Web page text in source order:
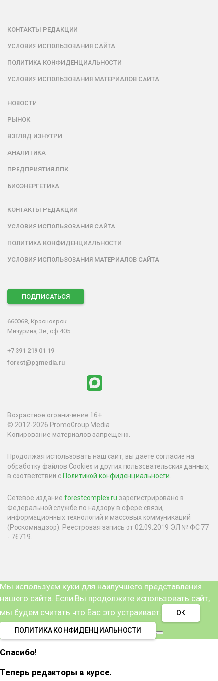
КОНТАКТЫ РЕДАКЦИИ
УСЛОВИЯ ИСПОЛЬЗОВАНИЯ САЙТА
ПОЛИТИКА КОНФИДЕНЦИАЛЬНОСТИ
УСЛОВИЯ ИСПОЛЬЗОВАНИЯ МАТЕРИАЛОВ САЙТА
НОВОСТИ
РЫНОК
ВЗГЛЯД ИЗНУТРИ
АНАЛИТИКА
ПРЕДПРИЯТИЯ ЛПК
БИОЭНЕРГЕТИКА
КОНТАКТЫ РЕДАКЦИИ
УСЛОВИЯ ИСПОЛЬЗОВАНИЯ САЙТА
ПОЛИТИКА КОНФИДЕНЦИАЛЬНОСТИ
УСЛОВИЯ ИСПОЛЬЗОВАНИЯ МАТЕРИАЛОВ САЙТА
ПОДПИСАТЬСЯ
660068, Красноярск
Мичурина, 3в, оф.405
+7 391 219 01 19
forest@pgmedia.ru
Возрастное ограничение 16+
© 2012-2026 PromoGroup Media
Копирование материалов запрещено.
Продолжая использовать наш сайт, вы даете согласие на
обработку файлов Cookies и других пользовательских данных,
в соответствии с Политикой конфиденциальности.
Сетевое издание forestcomplex.ru зарегистрировано в
Федеральной службе по надзору в сфере связи,
информационных технологий и массовых коммуникаций
(Роскомнадзор). Реестровая запись от 02.09.2019 ЭЛ № ФС 77
- 76719.
Мы используем куки для наилучшего представления
нашего сайта. Если Вы продолжите использовать сайт,
мы будем считать что Вас это устраивает.
ОК
ПОЛИТИКА КОНФИДЕНЦИАЛЬНОСТИ
Спасибо!
Теперь редакторы в курсе.